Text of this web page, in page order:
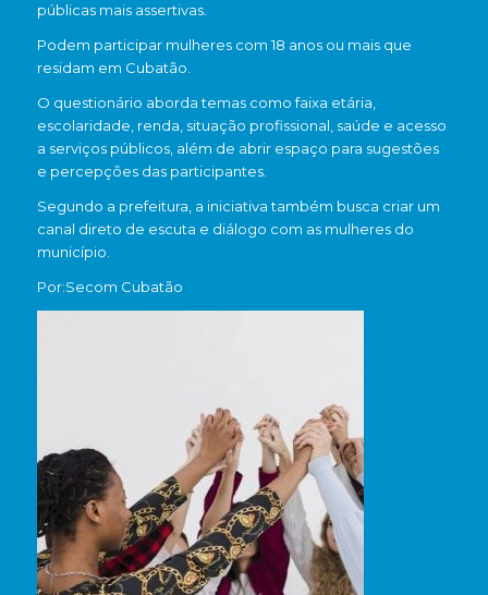
públicas mais assertivas.
Podem participar mulheres com 18 anos ou mais que
residam em Cubatão
O questionário aborda temas como faixa etária,
escolaridade, renda, situação profissional, saúde e acesso
a serviços públicos, além de abrir espaço para sugestões
e percepções das participantes.
Segundo a prefeitura, a iniciativa também busca criar um
canal direto de escuta e diálogo com as mulheres do
município.
Por:Secom Cubatão